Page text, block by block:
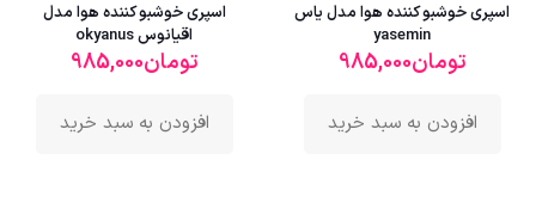
اسپری خوشبو کننده هوا مدل یاس
yasemin
تومان985,000
افزودن به سبد خرید
اسپری خوشبو کننده هوا مدل
اقیانوس okyanus
تومان985,000
افزودن به سبد خرید